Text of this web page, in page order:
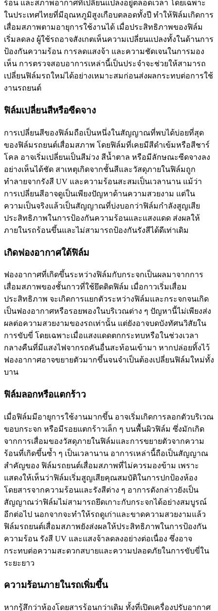
ร้อน และสภาพอากาศที่เปลี่ยนแปลงอยู่ตลอดเวลา โดยเฉพาะ
ในประเทศไทยที่มีอุณหภูมิสูงเกือบตลอดทั้งปี ทำให้ฟิล์มเกิดการ
เสื่อมสภาพตามอายุการใช้งานได้ เมื่อประสิทธิภาพของฟิล์ม
เริ่มลดลง ผู้ใช้รถอาจสังเกตเห็นความเปลี่ยนแปลงทั้งในด้านการ
ป้องกันความร้อน การลดแสงจ้า และความชัดเจนในการมอง
เห็น การตรวจสอบอาการเหล่านี้เป็นประจำจะช่วยให้สามารถ
เปลี่ยนฟิล์มรถใหม่ได้อย่างเหมาะสมก่อนส่งผลกระทบต่อการใช้
งานรถยนต์
ฟิล์มเปลี่ยนสีหรือซีดจาง
การเปลี่ยนสีของฟิล์มถือเป็นหนึ่งในสัญญาณที่พบได้บ่อยที่สุด
ของฟิล์มรถยนต์เสื่อมสภาพ โดยฟิล์มที่เคยมีสีดำเข้มหรือสีชาร์
โคล อาจเริ่มเปลี่ยนเป็นสีม่วง สีน้ำตาล หรือมีลักษณะซีดจางลง
อย่างเห็นได้ชัด สาเหตุเกิดจากชั้นสีและวัสดุภายในฟิล์มถูก
ทำลายจากรังสี UV และความร้อนสะสมเป็นเวลานาน แม้ว่า
การเปลี่ยนสีอาจดูเป็นเพียงปัญหาด้านความสวยงาม แต่ใน
ความเป็นจริงแล้วเป็นสัญญาณที่บ่งบอกว่าฟิล์มกำลังสูญเสีย
ประสิทธิภาพในการป้องกันความร้อนและแสงแดด ส่งผลให้
ภายในรถร้อนขึ้นและไม่สามารถป้องกันรังสีได้ดีเท่าเดิม
เกิดฟองอากาศใต้ฟิล์ม
ฟองอากาศที่เกิดขึ้นระหว่างฟิล์มกับกระจกเป็นผลมาจากการ
เสื่อมสภาพของชั้นกาวที่ใช้ยึดติดฟิล์ม เมื่อกาวเริ่มเสื่อม
ประสิทธิภาพ จะเกิดการแยกตัวระหว่างฟิล์มและกระจกจนเกิด
เป็นฟองอากาศหรือรอยพองในบริเวณต่าง ๆ ปัญหานี้ไม่เพียงส่ง
ผลต่อความสวยงามของรถเท่านั้น แต่ยังอาจบดบังทัศนวิสัยใน
การขับขี่ โดยเฉพาะเมื่อแสงแดดตกกระทบหรือในช่วงเวลา
กลางคืนที่มีแสงไฟจากรถคันอื่นสะท้อนเข้ามา หากปล่อยทิ้งไว้
ฟองอากาศอาจขยายตัวมากขึ้นจนจำเป็นต้องเปลี่ยนฟิล์มใหม่ทั้ง
บาน
ฟิล์มลอกหรือแตกร้าว
เมื่อฟิล์มมีอายุการใช้งานมากขึ้น อาจเริ่มเกิดการลอกตัวบริเวณ
ขอบกระจก หรือมีรอยแตกร้าวเล็ก ๆ บนพื้นผิวฟิล์ม ซึ่งมักเกิด
จากการเสื่อมของวัสดุภายในฟิล์มและการขยายตัวจากความ
ร้อนที่เกิดขึ้นซ้ำ ๆ เป็นเวลานาน อาการเหล่านี้ถือเป็นสัญญาณ
สำคัญของ ฟิล์มรถยนต์เสื่อมสภาพที่ไม่ควรมองข้าม เพราะ
แสดงให้เห็นว่าฟิล์มเริ่มสูญเสียคุณสมบัติในการปกป้องห้อง
โดยสารจากความร้อนและรังสีต่าง ๆ อาการดังกล่าวยังเป็น
สัญญาณว่าฟิล์มไม่สามารถยึดเกาะกับกระจกได้อย่างสมบูรณ์
อีกต่อไป นอกจากจะทำให้รถดูเก่าและขาดความสวยงามแล้ว
ฟิล์มรถยนต์เสื่อมสภาพยังส่งผลให้ประสิทธิภาพในการป้องกัน
ความร้อน รังสี UV และแสงจ้าลดลงอย่างต่อเนื่อง ซึ่งอาจ
กระทบต่อความสะดวกสบายและความปลอดภัยในการขับขี่ใน
ระยะยาว
ความร้อนภายในรถเพิ่มขึ้น
หากรู้สึกว่าห้องโดยสารร้อนกว่าเดิม ทั้งที่เปิดเครื่องปรับอากาศ